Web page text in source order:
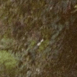
Exporter les
Exporter
Exporter
Menu
<
>